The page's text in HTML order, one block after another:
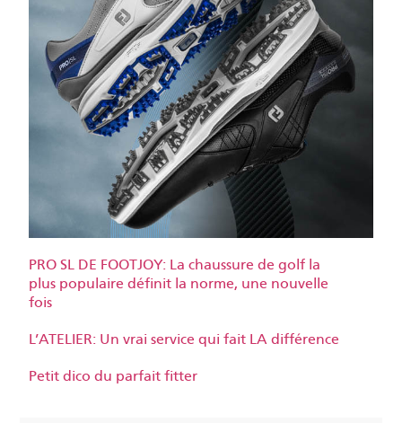
PRO SL DE FOOTJOY: La chaussure de golf la
plus populaire définit la norme, une nouvelle
fois
L’ATELIER: Un vrai service qui fait LA différence
Petit dico du parfait fitter